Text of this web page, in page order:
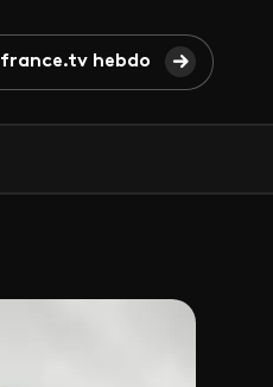
france.tv hebdo